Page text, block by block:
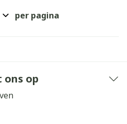
per pagina
ons op